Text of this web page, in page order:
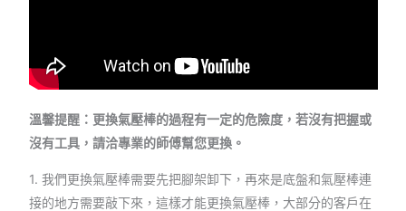
溫馨提醒：更換氣壓棒的過程有一定的危險度，若沒有把握或
沒有工具，請洽專業的師傅幫您更換。
1. 我們更換氣壓棒需要先把腳架卸下，再來是底盤和氣壓棒連
接的地方需要敲下來，這樣才能更換氣壓棒，大部分的客戶在